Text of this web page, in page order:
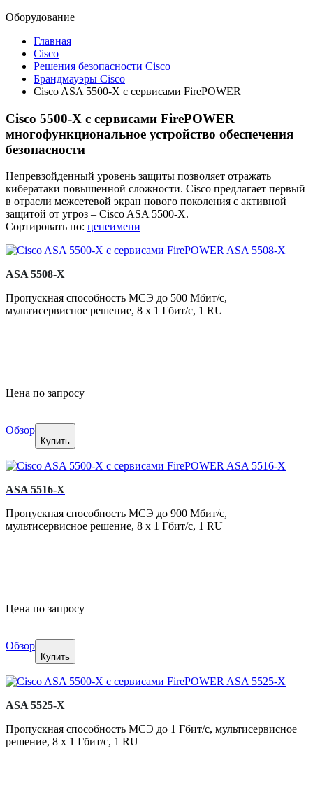
Оборудование
Главная
Cisco
Решения безопасности Cisco
Брандмауэры Cisco
Cisco ASA 5500-X с сервисами FirePOWER
Cisco 5500-X с сервисами FirePOWER
многофункциональное устройство обеспечения
безопасности
Непревзойденный уровень защиты позволяет отражать
кибератаки повышенной сложности. Cisco предлагает первый
в отрасли межсетевой экран нового поколения с активной
защитой от угроз – Cisco ASA 5500-X.
Сортировать по: ценеимени
ASA 5508-X
Пропускная способность МСЭ до 500 Мбит/с,
мультисервисное решение, 8 x 1 Гбит/с, 1 RU
Цена по запросу
Обзор
Купить
ASA 5516-X
Пропускная способность МСЭ до 900 Мбит/с,
мультисервисное решение, 8 x 1 Гбит/с, 1 RU
Цена по запросу
Обзор
Купить
ASA 5525-X
Пропускная способность МСЭ до 1 Гбит/с, мультисервисное
решение, 8 x 1 Гбит/с, 1 RU